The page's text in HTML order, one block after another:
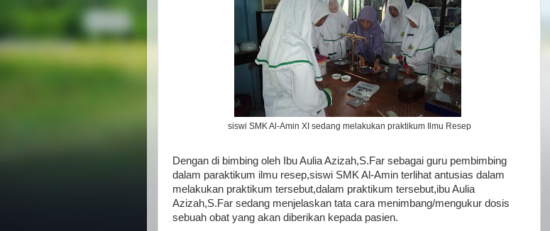
siswi SMK Al-Amin XI sedang melakukan praktikum Ilmu Resep
Dengan di bimbing oleh Ibu Aulia Azizah,S.Far sebagai guru pembimbing
dalam paraktikum ilmu resep,siswi SMK Al-Amin terlihat antusias dalam
melakukan praktikum tersebut,dalam praktikum tersebut,ibu Aulia
Azizah,S.Far sedang menjelaskan tata cara menimbang/mengukur dosis
sebuah obat yang akan diberikan kepada pasien.